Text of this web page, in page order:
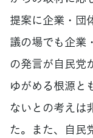
提案に企業・団
議の場でも企業
の発言が自民党
ゆがめる根源と
ないとの考えは
た。また、自民